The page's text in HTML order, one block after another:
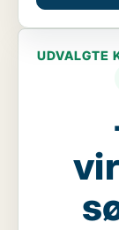
UDVALGTE